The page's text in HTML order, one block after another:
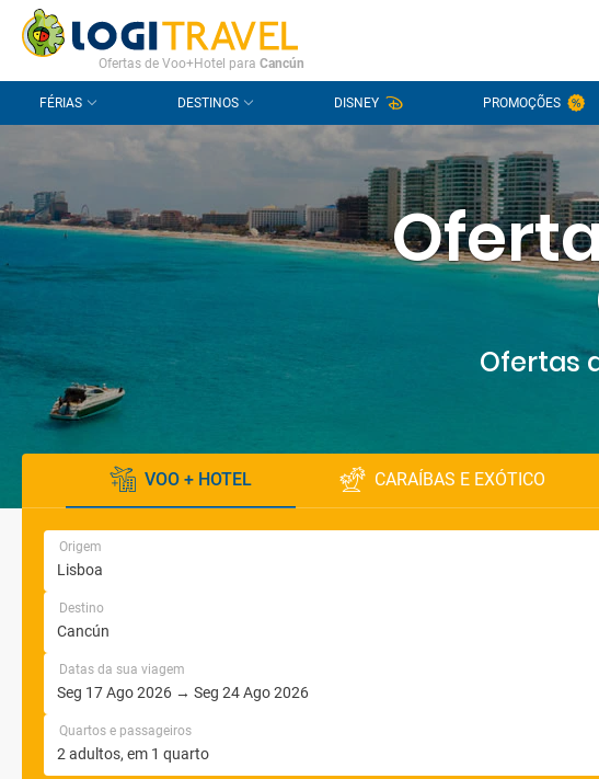
CONTACTO PERGUNTAS FREQUENTES
Ofertas de Voo+Hotel para Cancún
FÉRIAS DESTINOS DISNEY PROMOÇÕES
Ofertas
VOO + HOTEL CARAÍBAS E EXÓTICO
Origem
Destino
Datas da sua viagem
Quartos e passageiros